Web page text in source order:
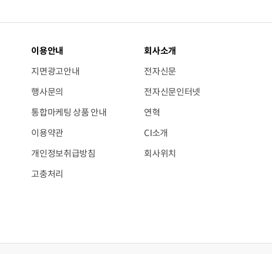
이용안내
지면광고안내
행사문의
통합마케팅 상품 안내
이용약관
개인정보취급방침
고충처리
회사소개
전자신문
전자신문인터넷
연혁
CI소개
회사위치